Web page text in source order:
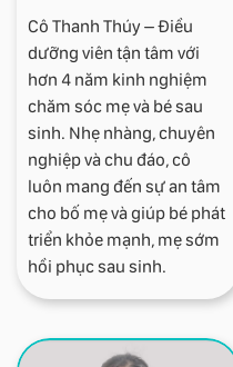
Nguyễn Tri Phương, giảng
viên thỉnh giảng trường
cao đẳng Y dược Pasteur,
Bác sĩ, Thạc sĩ Đặng Ngọc
Hùng đóng vai trò là cố
vấn cấp cao cho các dịch
vụ chuyên sâu tại
Fagomom. Ông cũng là
nhà sáng lập H&H
Nutrition - hệ thống dinh
dưỡng y học đầu tiên tại
Cô Thanh Thúy – Điều
dưỡng viên tận tâm với
hơn 4 năm kinh nghiệm
chăm sóc mẹ và bé sau
sinh. Nhẹ nhàng, chuyên
nghiệp và chu đáo, cô
luôn mang đến sự an tâm
cho bố mẹ và giúp bé phát
triển khỏe mạnh, mẹ sớm
hồi phục sau sinh.